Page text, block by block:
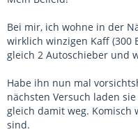
Bei mir, ich wohne in der
wirklich winzigen Kaff (300
gleich 2 Autoschieber und
Habe ihn nun mal
nächsten Versuch laden
gleich damit weg.
sind.